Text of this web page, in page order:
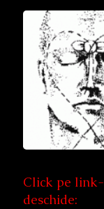
Click pe
deschide: